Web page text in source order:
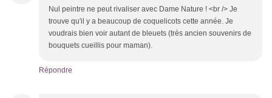
Nul peintre ne peut rivaliser avec Dame Nature ! <br /> Je
trouve qu'il y a beaucoup de coquelicots cette année. Je
voudrais bien voir autant de bleuets (très ancien souvenirs de
bouquets cueillis pour maman).
Répondre